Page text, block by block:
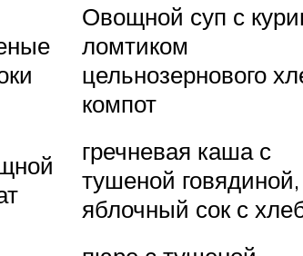
Овощной суп с
ломтиком
цельнозернового
компот
гречневая каша с
тушеной говядиной,
яблочный сок с